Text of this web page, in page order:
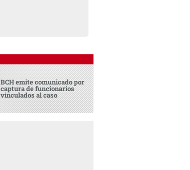
BCH emite comunicado por
captura de funcionarios
vinculados al caso